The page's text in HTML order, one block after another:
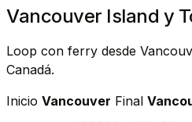
Vancouver Island y
Loop con ferry desde
Canadá.
Inicio Vancouver Final